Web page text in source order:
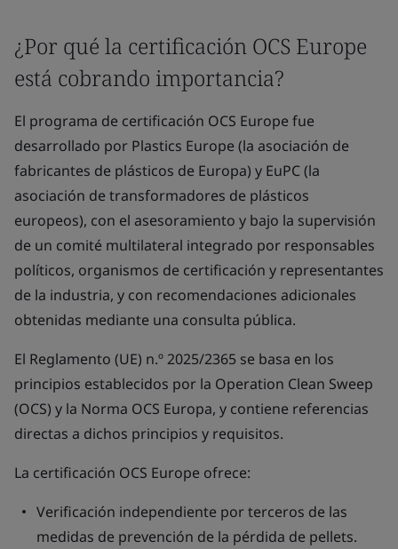
¿Por qué la certificación OCS Europe
está cobrando importancia?
El programa de certificación OCS Europe fue
desarrollado por Plastics Europe (la asociación de
fabricantes de plásticos de Europa) y EuPC (la
asociación de transformadores de plásticos
europeos), con el asesoramiento y bajo la supervisión
de un comité multilateral integrado por responsables
políticos, organismos de certificación y representantes
de la industria, y con recomendaciones adicionales
obtenidas mediante una consulta pública.
El Reglamento (UE) n.º 2025/2365 se basa en los
principios establecidos por la Operation Clean Sweep
(OCS) y la Norma OCS Europa, y contiene referencias
directas a dichos principios y requisitos.
La certificación OCS Europe ofrece:
Verificación independiente por terceros de las
medidas de prevención de la pérdida de pellets.